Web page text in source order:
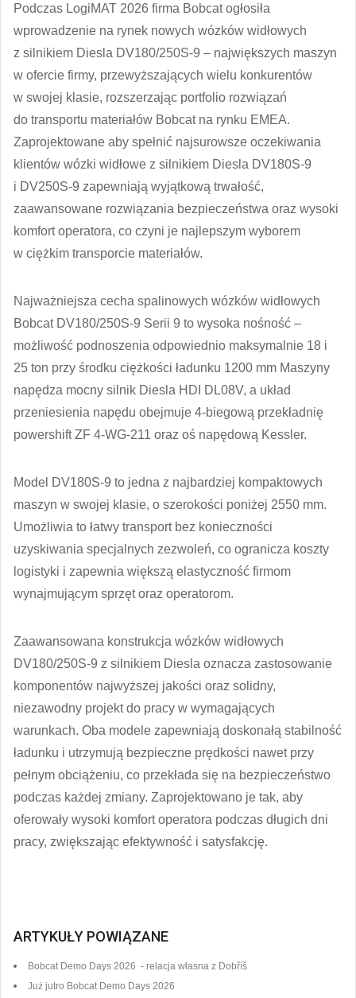
Podczas LogiMAT 2026 firma Bobcat ogłosiła
wprowadzenie na rynek nowych wózków widłowych
z silnikiem Diesla DV180/250S-9 – największych maszyn
w ofercie firmy, przewyższających wielu konkurentów
w swojej klasie, rozszerzając portfolio rozwiązań
do transportu materiałów Bobcat na rynku EMEA.
Zaprojektowane aby spełnić najsurowsze oczekiwania
klientów wózki widłowe z silnikiem Diesla DV180S-9
i DV250S-9 zapewniają wyjątkową trwałość,
zaawansowane rozwiązania bezpieczeństwa oraz wysoki
komfort operatora, co czyni je najlepszym wyborem
w ciężkim transporcie materiałów.
Najważniejsza cecha spalinowych wózków widłowych
Bobcat DV180/250S-9 Serii 9 to wysoka nośność –
możliwość podnoszenia odpowiednio maksymalnie 18 i
25 ton przy środku ciężkości ładunku 1200 mm Maszyny
napędza mocny silnik Diesla HDI DL08V, a układ
przeniesienia napędu obejmuje 4-biegową przekładnię
powershift ZF 4-WG-211 oraz oś napędową Kessler.
Model DV180S-9 to jedna z najbardziej kompaktowych
maszyn w swojej klasie, o szerokości poniżej 2550 mm.
Umożliwia to łatwy transport bez konieczności
uzyskiwania specjalnych zezwoleń, co ogranicza koszty
logistyki i zapewnia większą elastyczność firmom
wynajmującym sprzęt oraz operatorom.
Zaawansowana konstrukcja wózków widłowych
DV180/250S-9 z silnikiem Diesla oznacza zastosowanie
komponentów najwyższej jakości oraz solidny,
niezawodny projekt do pracy w wymagających
warunkach. Oba modele zapewniają doskonałą stabilność
ładunku i utrzymują bezpieczne prędkości nawet przy
pełnym obciążeniu, co przekłada się na bezpieczeństwo
podczas każdej zmiany. Zaprojektowano je tak, aby
oferowały wysoki komfort operatora podczas długich dni
pracy, zwiększając efektywność i satysfakcję.
ARTYKUŁY POWIĄZANE
Bobcat Demo Days 2026 - relacja własna z Dobříš
Już jutro Bobcat Demo Days 2026